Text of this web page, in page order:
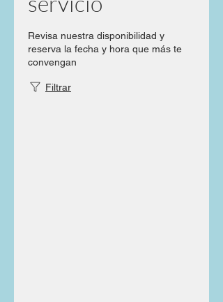
Revisa nuestra disponibilidad y
reserva la fecha y hora que más te
convengan
Filtrar